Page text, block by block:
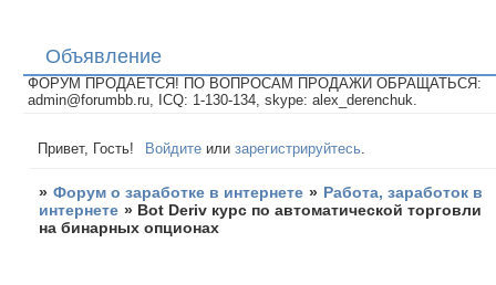
Объявление
ФОРУМ ПРОДАЕТСЯ! ПО ВОПРОСАМ ПРОДАЖИ ОБРАЩАТЬСЯ:
admin@forumbb.ru, ICQ: 1-130-134, skype: alex_derenchuk.
Привет, Гость! Войдите илизарегистрируйтесь
» Форум о заработке в интернете » Работа, заработок в
интернете » Bot Deriv курс по автоматической торговли
на бинарных опционах